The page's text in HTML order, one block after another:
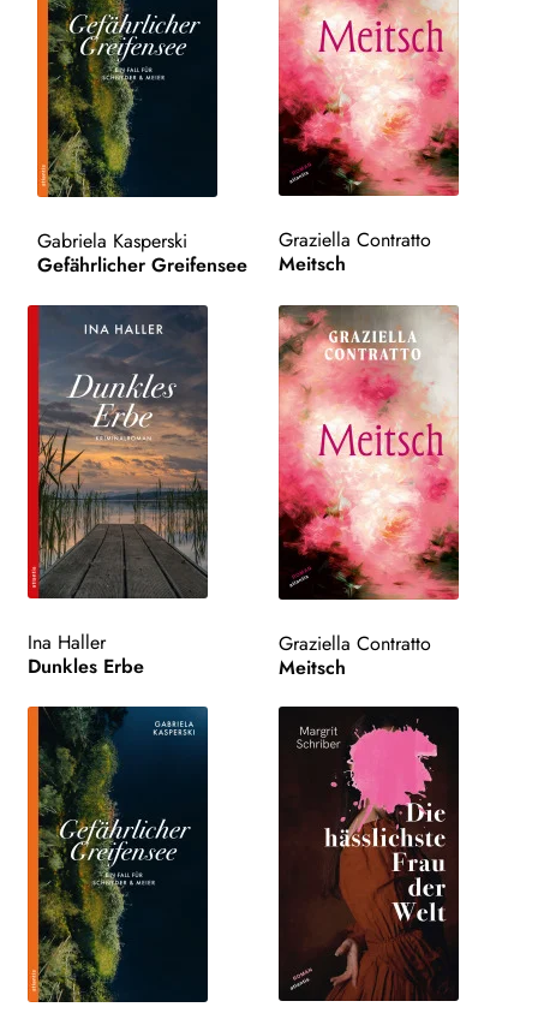
Gabriela Kasperski
Gefährlicher Greifensee
Graziella Contratto
Meitsch
Ina Haller
Dunkles Erbe
Graziella Contratto
Meitsch